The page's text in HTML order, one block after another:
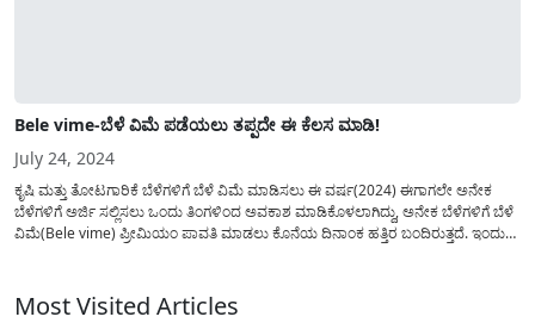
Bele vime-ಬೆಳೆ ವಿಮೆ ಪಡೆಯಲು ತಪ್ಪದೇ ಈ ಕೆಲಸ ಮಾಡಿ!
July 24, 2024
ಕೃಷಿ ಮತ್ತು ತೋಟಗಾರಿಕೆ ಬೆಳೆಗಳಿಗೆ ಬೆಳೆ ವಿಮೆ ಮಾಡಿಸಲು ಈ ವರ್ಷ(2024) ಈಗಾಗಲೇ ಅನೇಕ
ಬೆಳೆಗಳಿಗೆ ಅರ್ಜಿ ಸಲ್ಲಿಸಲು ಒಂದು ತಿಂಗಳಿಂದ ಅವಕಾಶ ಮಾಡಿಕೊಳಲಾಗಿದ್ದು, ಅನೇಕ ಬೆಳೆಗಳಿಗೆ ಬೆಳೆ
ವಿಮೆ(Bele vime) ಪ್ರೀಮಿಯಂ ಪಾವತಿ ಮಾಡಲು ಕೊನೆಯ ದಿನಾಂಕ ಹತ್ತಿರ ಬಂದಿರುತ್ತದೆ. ಇಂದು
Most Visited Articles